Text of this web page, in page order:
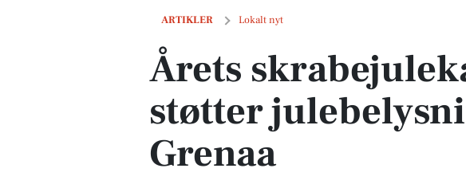
ARTIKLER Lokalt nyt
Årets skrabejulekalender støtter julebelysning i Grenaa
Årets
støtter
Grenaa